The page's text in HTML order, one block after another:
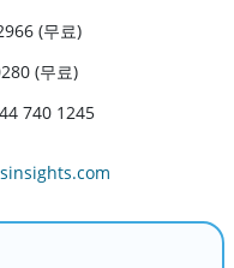
(무료)
(무료)
740 1245